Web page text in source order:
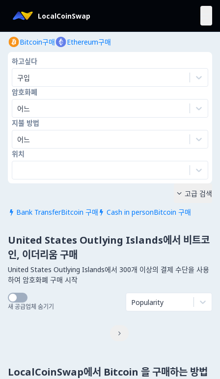
LocalCoinSwap
Bitcoin구매 Ethereum구매
하고싶다
구입
암호화폐
어느
지불 방법
어느
위치
 Bank TransferBitcoin 구매  Cash in personBitcoin 구매
 고급 검색
United States Outlying Islands에서 비트코
인, 이더리움 구매
United States Outlying Islands에서 300개 이상의 결제 수단을 사용
하여 암호화폐 구매 시작
새 공급업체 숨기기 Popularity

LocalCoinSwap에서 Bitcoin 을 구매하는 방법